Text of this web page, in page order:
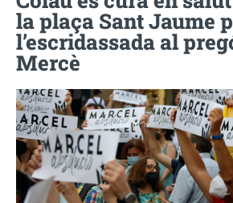
la plaça Sant Jaume
l’escridassada al
Mercè